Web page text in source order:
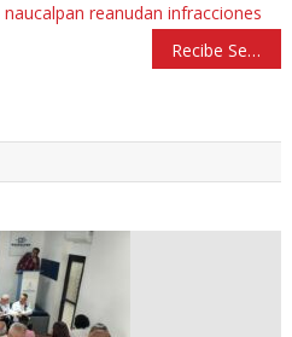
naucalpan reanudan infracciones
Recibe Sebastián López beca del Edomex para estudiar en Rusia